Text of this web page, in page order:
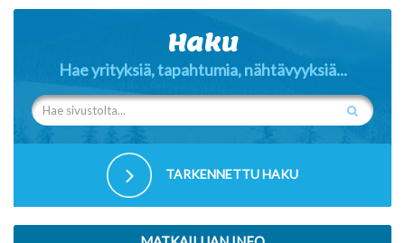
Haku
Hae yrityksiä, tapahtumia, nähtävyyksiä...
TARKENNETTU HAKU